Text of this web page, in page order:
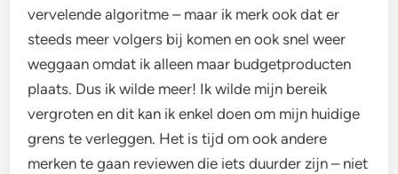
vervelende algoritme – maar ik merk ook dat er
steeds meer volgers bij komen en ook snel weer
weggaan omdat ik alleen maar budgetproducten
plaats. Dus ik wilde meer! Ik wilde mijn bereik
vergroten en dit kan ik enkel doen om mijn huidige
grens te verleggen. Het is tijd om ook andere
merken te gaan reviewen die iets duurder zijn – niet